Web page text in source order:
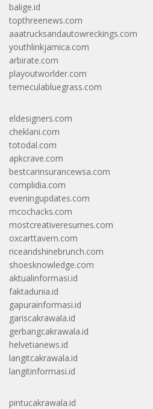
balige.id
topthreenews.com
aaatrucksandautowreckings.com
youthlinkjamica.com
arbirate.com
playoutworlder.com
temeculabluegrass.com
eldesigners.com
cheklani.com
totodal.com
apkcrave.com
bestcarinsurancewsa.com
complidia.com
eveningupdates.com
mcochacks.com
mostcreativeresumes.com
oxcarttavern.com
riceandshinebrunch.com
shoesknowledge.com
aktualinformasi.id
faktadunia.id
gapurainformasi.id
gariscakrawala.id
gerbangcakrawala.id
helvetianews.id
langitcakrawala.id
langitinformasi.id
pintucakrawala.id